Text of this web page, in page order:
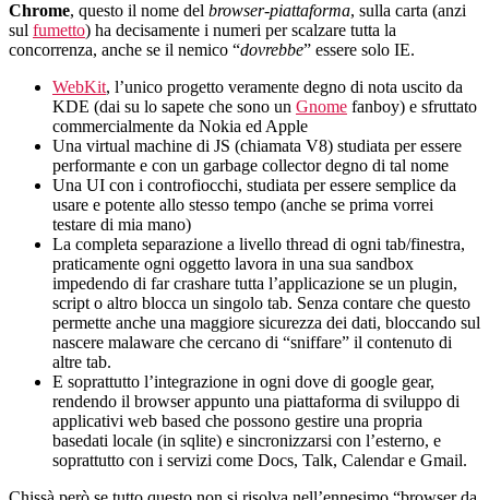
Chrome, questo il nome del browser-piattaforma, sulla carta (anzi
sul fumetto) ha decisamente i numeri per scalzare tutta la
concorrenza, anche se il nemico “dovrebbe” essere solo IE.
WebKit, l’unico progetto veramente degno di nota uscito da
KDE (dai su lo sapete che sono un Gnome fanboy) e sfruttato
commercialmente da Nokia ed Apple
Una virtual machine di JS (chiamata V8) studiata per essere
performante e con un garbage collector degno di tal nome
Una UI con i controfiocchi, studiata per essere semplice da
usare e potente allo stesso tempo (anche se prima vorrei
testare di mia mano)
La completa separazione a livello thread di ogni tab/finestra,
praticamente ogni oggetto lavora in una sua sandbox
impedendo di far crashare tutta l’applicazione se un plugin,
script o altro blocca un singolo tab. Senza contare che questo
permette anche una maggiore sicurezza dei dati, bloccando sul
nascere malaware che cercano di “sniffare” il contenuto di
altre tab.
E soprattutto l’integrazione in ogni dove di google gear,
rendendo il browser appunto una piattaforma di sviluppo di
applicativi web based che possono gestire una propria
basedati locale (in sqlite) e sincronizzarsi con l’esterno, e
soprattutto con i servizi come Docs, Talk, Calendar e Gmail.